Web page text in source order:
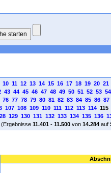
10 11 12 13 14 15 16 17 18 19 20 21
43 44 45 46 47 48 49 50 51 52 53 54
76 77 78 79 80 81 82 83 84 85 86 87
107 108 109 110 111 112 113 114 115
129 130 131 132 133 134 135 136
(Ergebnisse 11.401 - 11.500 von 14.284 auf